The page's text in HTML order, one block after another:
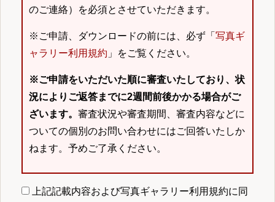
のご連絡）を必須とさせていただきます。
※ご申請、ダウンロードの前には、必ず「 写真ギ
ャラリー利用規約 」をご覧ください。
※ご申請をいただいた順に審査いたしており、状
況によりご返答までに2週間前後かかる場合がご
ざいます。 審査状況や審査期間、審査内容などに
ついての個別のお問い合わせにはご回答いたしか
ねます。予めご了承ください。
上記記載内容および写真ギャラリー利用規約に同